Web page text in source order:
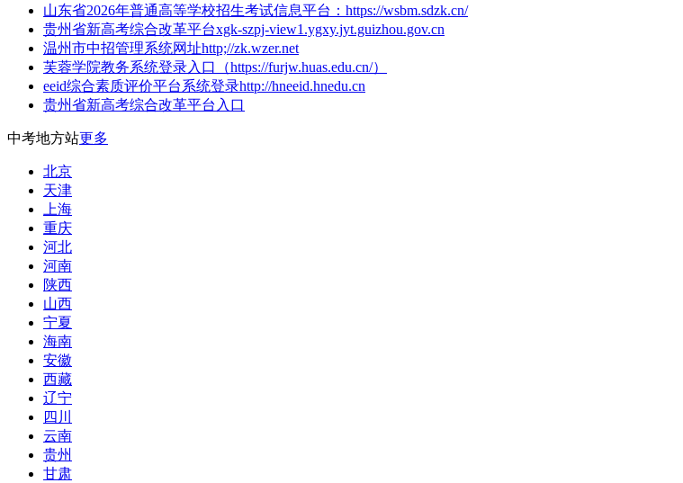
山东省2026年普通高等学校招生考试信息平台：https://wsbm.sdzk.cn/
贵州省新高考综合改革平台xgk-szpj-view1.ygxy.jyt.guizhou.gov.cn
温州市中招管理系统网址http;//zk.wzer.net
芙蓉学院教务系统登录入口（https://furjw.huas.edu.cn/）
eeid综合素质评价平台系统登录http://hneeid.hnedu.cn
贵州省新高考综合改革平台入口
中考地方站更多
北京
天津
上海
重庆
河北
河南
陕西
山西
宁夏
海南
安徽
西藏
辽宁
四川
云南
贵州
甘肃